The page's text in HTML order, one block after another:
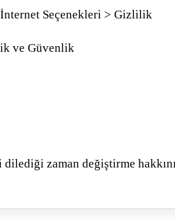
Seçenekleri > Gizlilik
ve Güvenlik
zaman değiştirme